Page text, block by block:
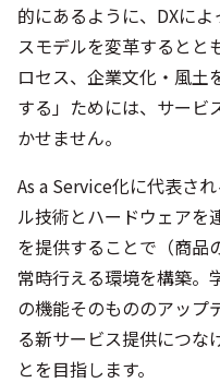
的にあるように、DXに
スモデルを変革するとと
ロセス、企業文化・風土
する」ためには、サービ
かせません。
As a Service化に代表さ
ル技術とハードウェアを
を提供することで（商品
常時行える環境を構築。
の機能そのもののアップ
る新サービス提供につな
とを目指します。